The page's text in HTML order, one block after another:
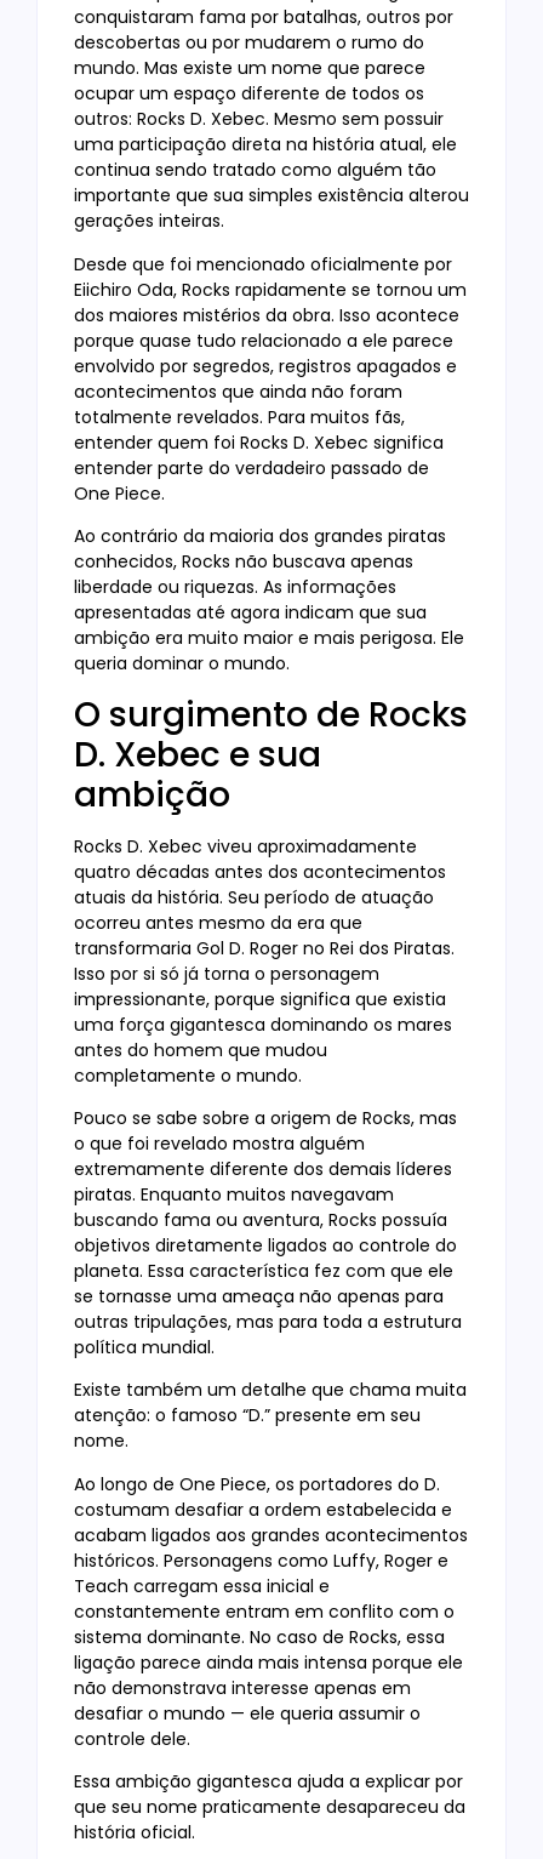
conquistaram fama por batalhas, outros por
descobertas ou por mudarem o rumo do
mundo. Mas existe um nome que parece
ocupar um espaço diferente de todos os
outros: Rocks D. Xebec. Mesmo sem possuir
uma participação direta na história atual, ele
continua sendo tratado como alguém tão
importante que sua simples existência alterou
gerações inteiras.
Desde que foi mencionado oficialmente por
Eiichiro Oda, Rocks rapidamente se tornou um
dos maiores mistérios da obra. Isso acontece
porque quase tudo relacionado a ele parece
envolvido por segredos, registros apagados e
acontecimentos que ainda não foram
totalmente revelados. Para muitos fãs,
entender quem foi Rocks D. Xebec significa
entender parte do verdadeiro passado de
One Piece.
Ao contrário da maioria dos grandes piratas
conhecidos, Rocks não buscava apenas
liberdade ou riquezas. As informações
apresentadas até agora indicam que sua
ambição era muito maior e mais perigosa. Ele
queria dominar o mundo.
O surgimento de Rocks
D. Xebec e sua
ambição
Rocks D. Xebec viveu aproximadamente
quatro décadas antes dos acontecimentos
atuais da história. Seu período de atuação
ocorreu antes mesmo da era que
transformaria Gol D. Roger no Rei dos Piratas.
Isso por si só já torna o personagem
impressionante, porque significa que existia
uma força gigantesca dominando os mares
antes do homem que mudou
completamente o mundo.
Pouco se sabe sobre a origem de Rocks, mas
o que foi revelado mostra alguém
extremamente diferente dos demais líderes
piratas. Enquanto muitos navegavam
buscando fama ou aventura, Rocks possuía
objetivos diretamente ligados ao controle do
planeta. Essa característica fez com que ele
se tornasse uma ameaça não apenas para
outras tripulações, mas para toda a estrutura
política mundial.
Existe também um detalhe que chama muita
atenção: o famoso “D.” presente em seu
nome.
Ao longo de One Piece, os portadores do D.
costumam desafiar a ordem estabelecida e
acabam ligados aos grandes acontecimentos
históricos. Personagens como Luffy, Roger e
Teach carregam essa inicial e
constantemente entram em conflito com o
sistema dominante. No caso de Rocks, essa
ligação parece ainda mais intensa porque ele
não demonstrava interesse apenas em
desafiar o mundo — ele queria assumir o
controle dele.
Essa ambição gigantesca ajuda a explicar por
que seu nome praticamente desapareceu da
história oficial.